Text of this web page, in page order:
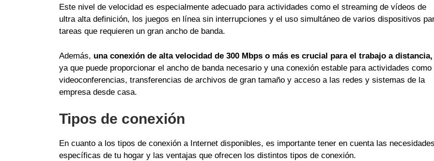
Este nivel de velocidad es especialmente adecuado para actividades como el streaming de vídeos de
ultra alta definición, los juegos en línea sin interrupciones y el uso simultáneo de varios dispositivos
tareas que requieren un gran ancho de banda.
Además, una conexión de alta velocidad de 300 Mbps o más es crucial para el trabajo a distancia,
ya que puede proporcionar el ancho de banda necesario y una conexión estable para actividades como
videoconferencias, transferencias de archivos de gran tamaño y acceso a las redes y sistemas de la
empresa desde casa.
Tipos de conexión
En cuanto a los tipos de conexión a Internet disponibles, es importante tener en cuenta las
específicas de tu hogar y las ventajas que ofrecen los distintos tipos de conexión.